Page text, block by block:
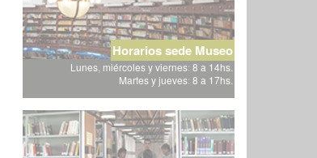
Horarios sede Museo
Lunes, miércoles y viernes: 8 a 14hs.
Martes y jueves: 8 a 17hs.